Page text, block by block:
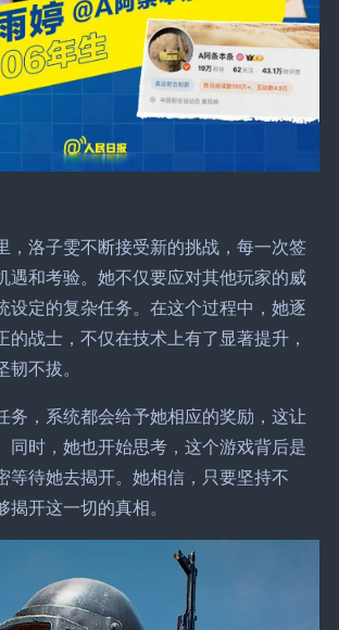
，洛子雯不断接受新的挑战，每一次签
遇和考验。她不仅要应对其他玩家的威
设定的复杂任务。在这个过程中，她逐
的战士，不仅在技术上有了显著提升，
不拔。
务，系统都会给予她相应的奖励，这让
同时，她也开始思考，这个游戏背后是
等待她去揭开。她相信，只要坚持不
开这一切的真相。